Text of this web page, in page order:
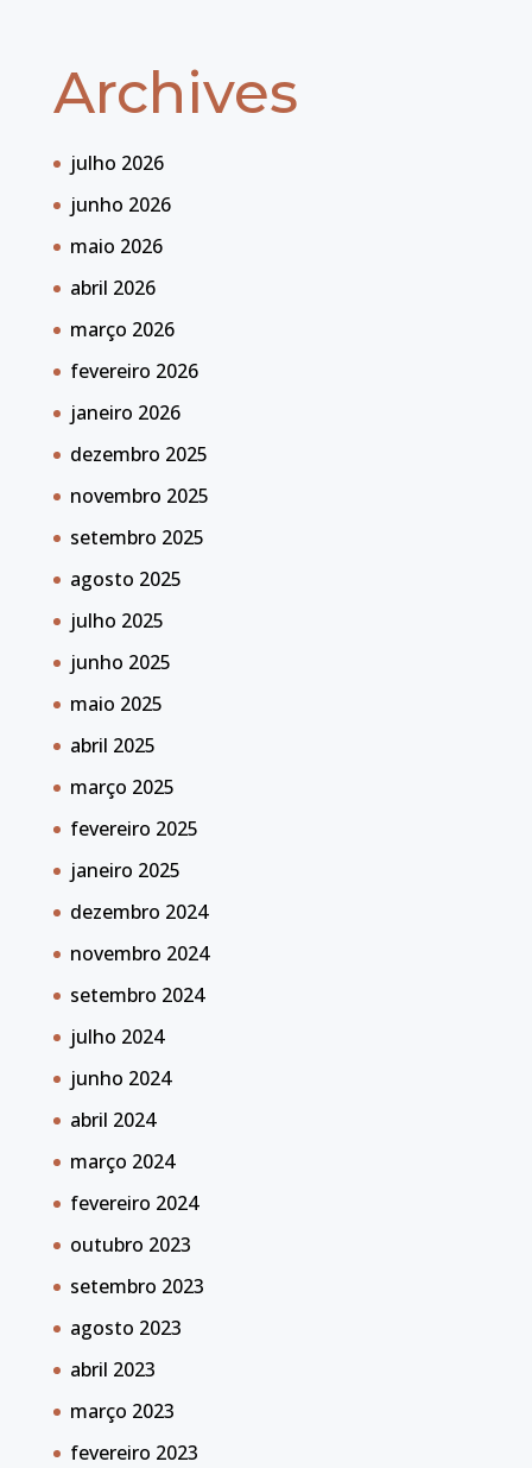
Archives
julho 2026
junho 2026
maio 2026
abril 2026
março 2026
fevereiro 2026
janeiro 2026
dezembro 2025
novembro 2025
setembro 2025
agosto 2025
julho 2025
junho 2025
maio 2025
abril 2025
março 2025
fevereiro 2025
janeiro 2025
dezembro 2024
novembro 2024
setembro 2024
julho 2024
junho 2024
abril 2024
março 2024
fevereiro 2024
outubro 2023
setembro 2023
agosto 2023
abril 2023
março 2023
fevereiro 2023